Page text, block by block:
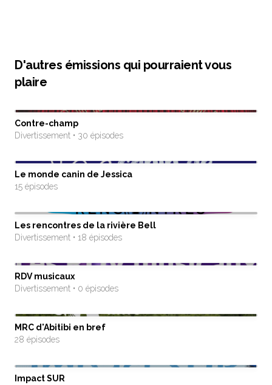
D'autres émissions qui pourraient vous
plaire
Contre-champ
Divertissement • 30 épisodes
Le monde canin de Jessica
15 épisodes
Les rencontres de la rivière Bell
Divertissement • 18 épisodes
RDV musicaux
Divertissement • 0 épisodes
MRC d'Abitibi en bref
28 épisodes
Impact SUR